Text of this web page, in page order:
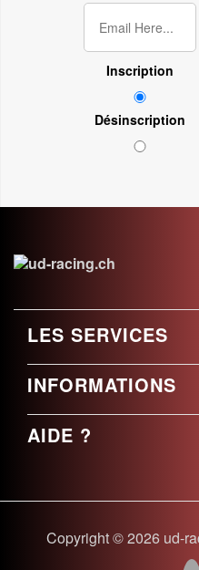
Inscription
Désinscription
LES SERVICES
INFORMATIONS
AIDE ?
Copyright © 2026 ud-